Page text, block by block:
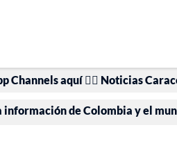
Channels aquí 👉🏻 Noticias
información de Colombia y el